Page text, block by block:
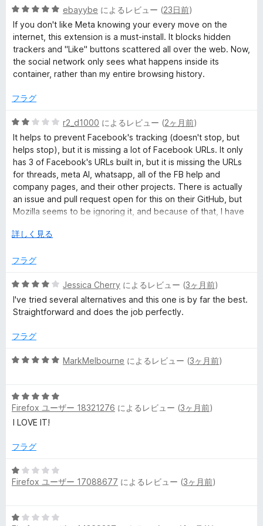
r
の
レ
ュ
ー
中
5
の
評
価
5
段
階
中
5
の
価
ebayybe によるレビュー (23日前)
If you don't like Meta knowing your every move on the
internet, this extension is a must-install. It blocks hidden
trackers and "Like" buttons scattered all over the web. Now,
the social network only sees what happens inside its
container, rather than my entire browsing history.
フラグ
5
段
階
中
2
の
評
価
r2_d1000 によるレビュー (2ヶ月前)
It helps to prevent Facebook's tracking (doesn't stop, but
helps stop), but it is missing a lot of Facebook URLs. It only
has 3 of Facebook's URLs built in, but it is missing the URLs
for threads, meta AI, whatsapp, all of the FB help and
company pages, and their other projects. There is actually
an issue and pull request open for this on their GitHub, but
Mozilla seems to be ignoring it, and because of that, I have
someone is fixing it for them, but they still aren't doing
広
て
詳しく見る
フラグ
5
段
階
4
評
Jessica Cherry によるレビュー (3ヶ月前)
I've tried several alternatives and this one is by far the best.
Straightforward and does the job perfectly.
フラグ
5
中
5
の
価
MarkMelbourne によるレビュー (3ヶ月前)
5
段
階
5
評
価
Firefox ユーザー 18321276 によるレビュー (3ヶ月前)
I LOVE IT!
フラグ
5
段
1
Firefox ユーザー 17088677 によるレビュー (3ヶ月前)
5